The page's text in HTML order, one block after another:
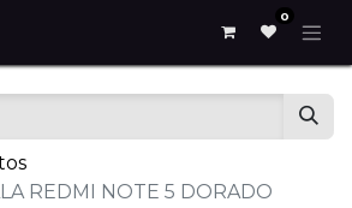
0
REDMI NOTE 5 DORADO